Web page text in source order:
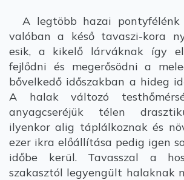
A legtöbb hazai pontyfélénk
valóban a késő tavaszi-kora
esik, a kikelő lárváknak így
fejlődni és megerősödni a
bővelkedő időszakban a hideg
A halak változó
anyagcseréjük télen
ilyenkor alig táplálkoznak és
ezer ikra előállítása pedig igen
időbe kerül. Tavasszal a
szakasztól legyengült halaknak